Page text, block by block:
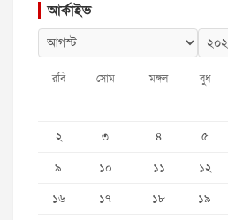
আর্কাইভ
রবি সোম মঙ্গল বুধ
২
৩ ৪ ৫
৯
১০ ১১ ১২
১৬
১৭ ১৮ ১৯